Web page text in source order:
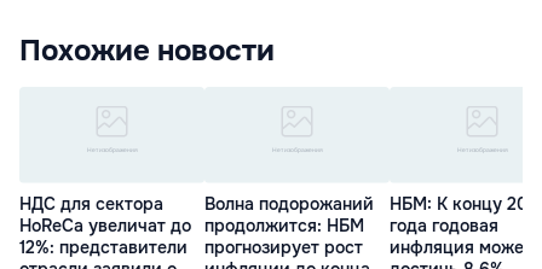
Похожие новости
НДС для сектора
HoReCa увеличат до
12%: представители
Волна подорожаний
продолжится: НБМ
прогнозирует рост
НБМ: К концу
года годовая
инфляция может